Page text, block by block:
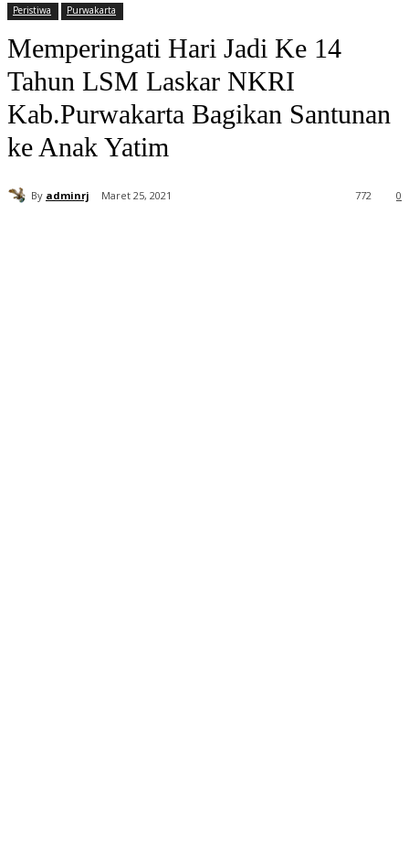
Peristiwa Purwakarta
Memperingati Hari Jadi Ke 14
Tahun LSM Laskar NKRI
Kab.Purwakarta Bagikan Santunan
ke Anak Yatim
By adminrj Maret 25, 2021 0
772